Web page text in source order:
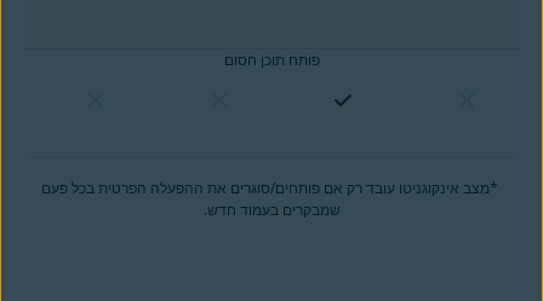
פותח תוכן חסום
‎* ‎מצב אינקוגניטו עובד רק אם פותחים/סוגרים את ההפעלה הפרטית בכל פעם
שמבקרים בעמוד חדש‎.